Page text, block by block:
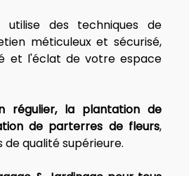
utilise des techniques de
méticuleux et sécurisé,
et l'éclat de votre espace
régulier, la plantation de
de parterres de fleurs,
de qualité supérieure.